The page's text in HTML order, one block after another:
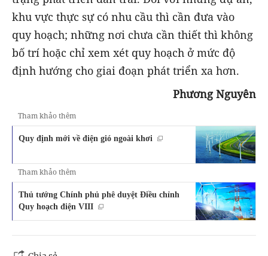
khu vực thực sự có nhu cầu thì cần đưa vào
quy hoạch; những nơi chưa cần thiết thì không
bố trí hoặc chỉ xem xét quy hoạch ở mức độ
định hướng cho giai đoạn phát triển xa hơn.
Phương Nguyên
Tham khảo thêm
Quy định mới về điện gió ngoài khơi
Tham khảo thêm
Thủ tướng Chính phủ phê duyệt Điều chỉnh
Quy hoạch điện VIII